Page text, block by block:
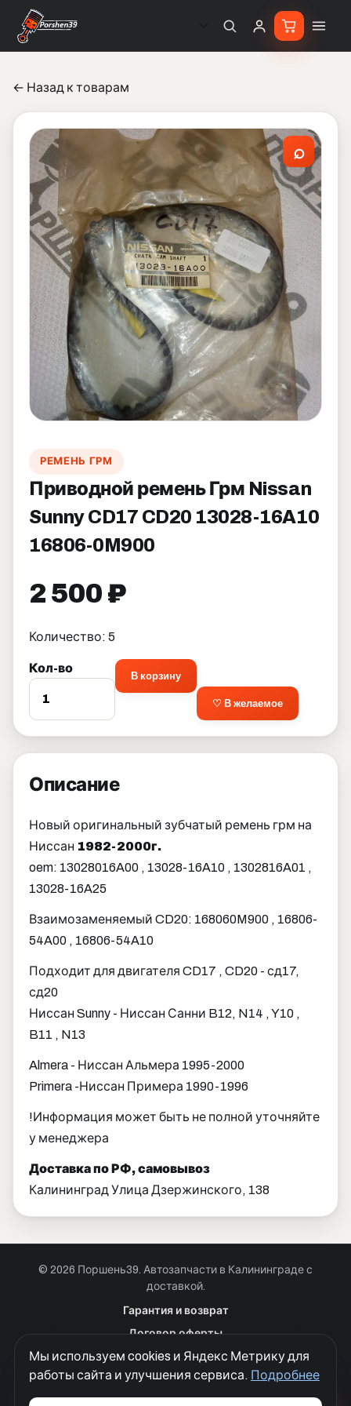
← Назад к товарам
⌕
РЕМЕНЬ ГРМ
Приводной ремень Грм Nissan
Sunny CD17 CD20 13028-16A10
16806-0M900
2 500 ₽
Количество: 5
Кол-во
В корзину
♡ В желаемое
Описание
Новый оригинальный зубчатый ремень грм на
Ниссан 1982-2000г.
oem: 13028016A00 , 13028-16A10 , 1302816A01 ,
13028-16A25
Взаимозаменяемый CD20: 168060M900 , 16806-
54A00 , 16806-54A10
Подходит для двигателя CD17 , CD20 - сд17,
сд20
Ниссан Sunny - Ниссан Санни B12, N14 , Y10 ,
B11 , N13
Almera - Ниссан Альмера 1995-2000
Primera -Ниссан Примера 1990-1996
!Информация может быть не полной уточняйте
у менеджера
Доставка по РФ, самовывоз
Калининград Улица Дзержинского, 138
© 2026 Поршень39. Автозапчасти в Калининграде с
доставкой.
Гарантия и возврат
Договор оферты
Куки
Политика конфиденциальности
Мы используем cookies и Яндекс Метрику для
работы сайта и улучшения сервиса. Подробнее
+7 901 390 0 390
Позвонить · Красноярск
+7 901 390 0 390